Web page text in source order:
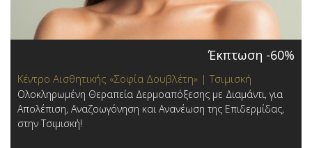
Έκπτωση -60%
Κέντρο Αισθητικής «Σοφία Δουβλέτη» | Τσιμισκή
Ολοκληρωμένη Θεραπεία Δερμοαπόξεσης με Διαμάντι, για
Απολέπιση, Αναζοωγόνηση και Ανανέωση της Επιδερμίδας,
στην Τσιμισκή!